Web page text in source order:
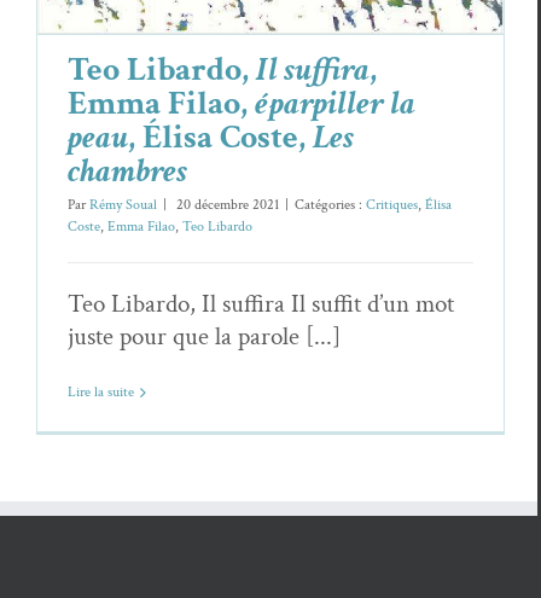
Teo Libardo,Il suffira,
Emma Filao,éparpiller la
peau, Élisa Coste,Les
chambres
ParRémy Soual 20 décembre 2021 Catégories : Critiques, Élisa
Coste, Emma Filao, Teo Libardo
Teo Libardo, Il suffira Il suffit d’un mot
juste pour que la parole [...]
Lire la suite